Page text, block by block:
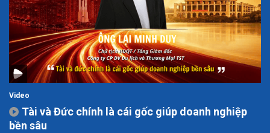
Video
Tài và Đức chính là cái gốc giúp doanh nghiệp
bền sâu